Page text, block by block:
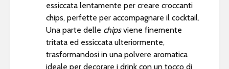
essiccata lentamente per creare croccanti
chips, perfette per accompagnare il cocktail.
Una parte delle chipsviene finemente
tritata ed essiccata ulteriormente,
trasformandosi in una polvere aromatica
ideale per decorare i drink con un tocco di